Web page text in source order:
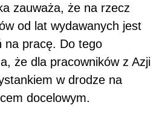
zauważa, że na rzecz
od lat wydawanych jest
na pracę. Do tego
że dla pracowników z Azji
w drodze na
docelowym.